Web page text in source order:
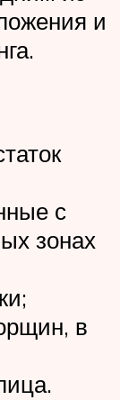
и
с
зонах
в